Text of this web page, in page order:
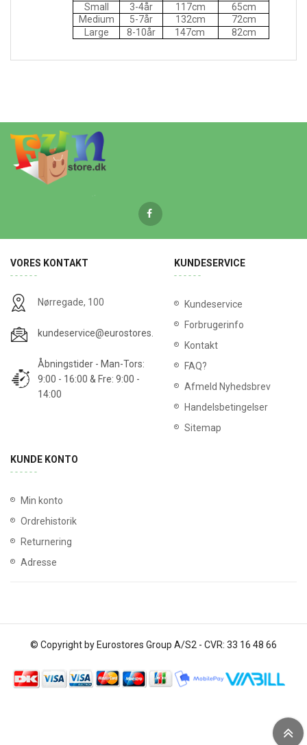
Small
3-4år 117cm
65cm
Medium
5-7år 132cm
72cm
Large
8-10år 147cm 82cm
VORES KONTAKT
Nørregade, 100
kundeservice@eurostores.dk
Åbningstider - Man-Tors:
9:00 - 16:00 & Fre: 9:00 -
14:00
KUNDESERVICE
Kundeservice
Forbrugerinfo
Kontakt
FAQ?
Afmeld Nyhedsbrev
Handelsbetingelser
Sitemap
KUNDE KONTO
Min konto
Ordrehistorik
Returnering
Adresse
© Copyright by Eurostores Group A/S2 - CVR: 33 16 48 66